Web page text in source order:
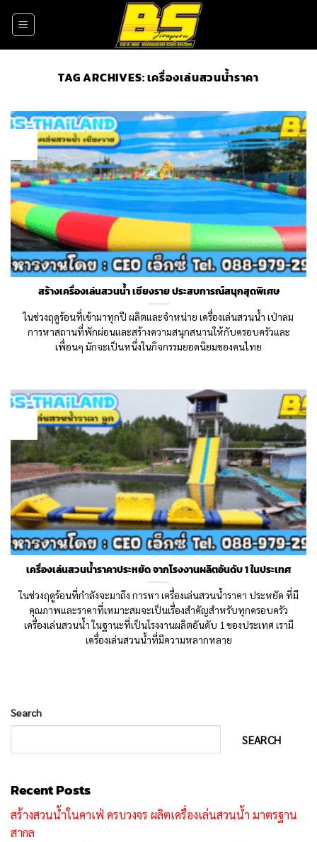
TAG ARCHIVES:เครื่องเล่นสวนน้ำราคา
สร้างเครื่องเล่นสวนน้ำ เชียงราย ประสบการณ์สนุกสุดพิเศษ
ในช่วงฤดูร้อนที่เข้ามาทุกปี ผลิตและจำหน่าย เครื่องเล่นสวนน้ำ เป่าลม
การหาสถานที่พักผ่อนและสร้างความสนุกสนานให้กับครอบครัวและ
เพื่อนๆ มักจะเป็นหนึ่งในกิจกรรมยอดนิยมของคนไทย
เครื่องเล่นสวนน้ำราคาประหยัด จากโรงงานผลิตอันดับ 1 ในประเทศ
ในช่วงฤดูร้อนที่กำลังจะมาถึง การหา เครื่องเล่นสวนน้ำราคา ประหยัด ที่มี
คุณภาพและราคาที่เหมาะสมจะเป็นเรื่องสำคัญสำหรับทุกครอบครัว
เครื่องเล่นสวนน้ำ ในฐานะที่เป็นโรงงานผลิตอันดับ 1 ของประเทศ เรามี
เครื่องเล่นสวนน้ำที่มีความหลากหลาย
Search
SEARCH
Recent Posts
สร้างสวนน้ำในคาเฟ่ ครบวงจร ผลิตเครื่องเล่นสวนน้ำ มาตรฐาน
สากล